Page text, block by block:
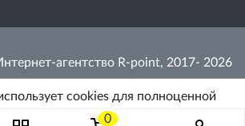
агентство R-point, 2017- 2026
0
cookies для полноценной
принять это, либо покинуть сайт.